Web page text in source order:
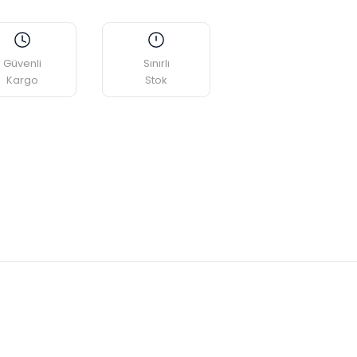
Güvenli
Kargo
Sınırlı
Stok